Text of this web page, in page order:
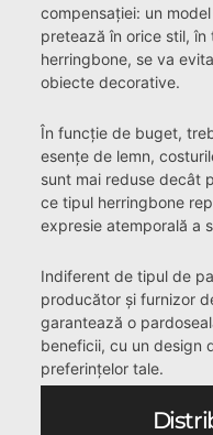
compensației: un
pretează în orice stil,
herringbone, se va
obiecte decorative.
În funcție de buget,
esențe de lemn,
sunt mai reduse decât
ce tipul herringbone
expresie atemporală a
Indiferent de tipul de
producător și furnizor
garantează o
beneficii, cu un design
preferințelor tale.